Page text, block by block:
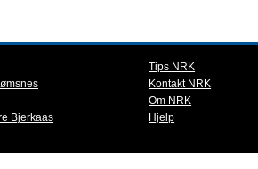
Bjerkaas
Tips NRK
Kontakt NRK
Om NRK
Hjelp